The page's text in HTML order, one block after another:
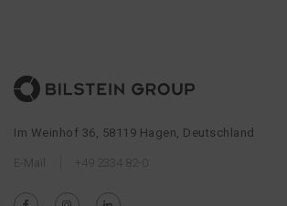
Im Weinhof 36, 58119 Hagen, Deutschland
+49 2334 82-0